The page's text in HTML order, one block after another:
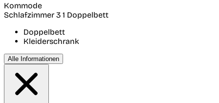
Kommode
Schlafzimmer 3 1 Doppelbett
Doppelbett
Kleiderschrank
Alle Informationen